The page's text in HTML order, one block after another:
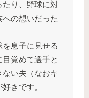
たり、野球に対
の想いだった
息子に見せる
覚めて選手と
ない夫（なおキ
きです。